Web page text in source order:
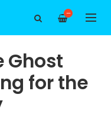
—
Ghost
for the